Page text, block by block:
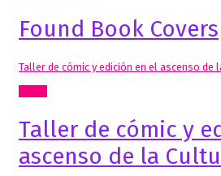
Found Book Covers
Taller de cómic y edición en el ascenso de
Taller de cómic y
ascenso de la